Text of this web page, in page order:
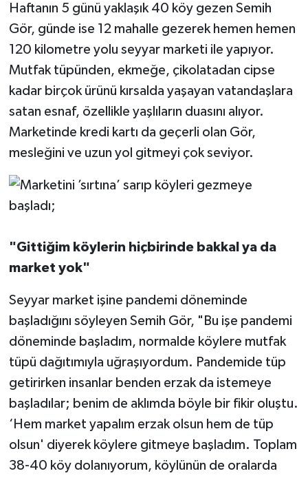
Haftanın 5 günü yaklaşık 40 köy gezen Semih
Gör, günde ise 12 mahalle gezerek hemen hemen
120 kilometre yolu seyyar marketi ile yapıyor.
Mutfak tüpünden, ekmeğe, çikolatadan cipse
kadar birçok ürünü kırsalda yaşayan vatandaşlara
satan esnaf, özellikle yaşlıların duasını alıyor.
Marketinde kredi kartı da geçerli olan Gör,
mesleğini ve uzun yol gitmeyi çok seviyor.
"Gittiğim köylerin hiçbirinde bakkal ya da
market yok"
Seyyar market işine pandemi döneminde
başladığını söyleyen Semih Gör, "Bu işe pandemi
döneminde başladım, normalde köylere mutfak
tüpü dağıtımıyla uğraşıyordum. Pandemide tüp
getirirken insanlar benden erzak da istemeye
başladılar; benim de aklımda böyle bir fikir oluştu.
‘Hem market yapalım erzak olsun hem de tüp
olsun' diyerek köylere gitmeye başladım. Toplam
38-40 köy dolanıyorum, köylünün de oralarda